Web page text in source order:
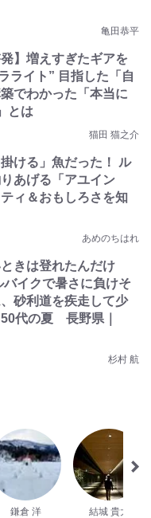
亀田恭平
】増えすぎたギアを
ライト” 目指した「自
でわかった「本当に
とは
猫田 猫之介
ける」魚だった！ ル
あげる「アユイン
ィ＆おもしろさを知
あめのちはれ
ときは登れたんだけ
イクで暑さに負けそ
砂利道を疾走して少
代の夏 長野県｜
杉村 航
鎌倉 洋 結城 貴大